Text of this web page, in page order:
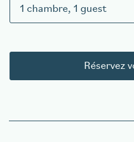
1 chambre, 1 guest
Réservez